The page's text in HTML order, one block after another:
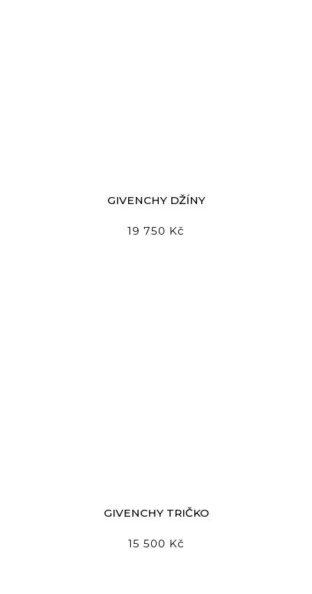
GIVENCHY DŽÍNY
19 750 Kč
GIVENCHY TRIČKO
15 500 Kč